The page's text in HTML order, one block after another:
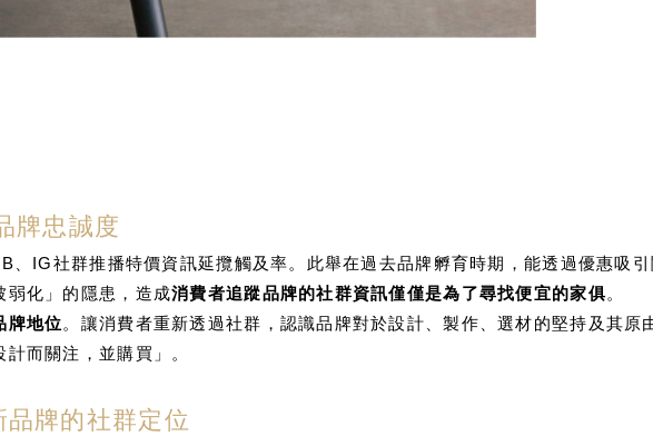
牌忠誠度
、IG社群推播特價資訊延攬觸及率。此舉在過去品牌孵育時期，能透過優惠吸
弱化」的隱患，造成消費者追蹤品牌的社群資訊僅僅是為了尋找便宜的家俱。
牌地位。讓消費者重新透過社群，認識品牌對於設計、製作、選材的堅持及其原
而關注，並購買」。
牌的社群定位